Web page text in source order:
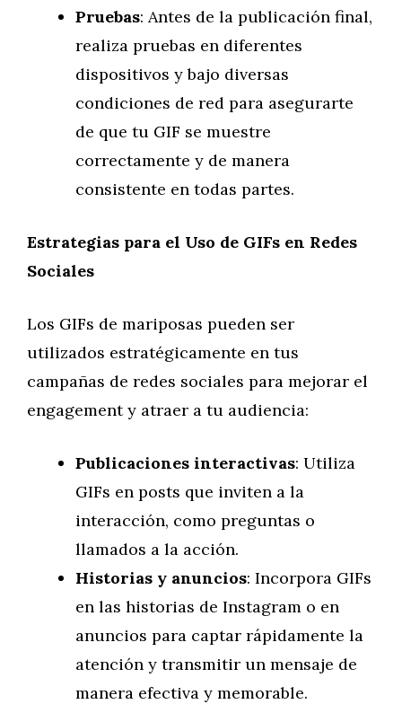
Pruebas: Antes de la publicación final,
realiza pruebas en diferentes
dispositivos y bajo diversas
condiciones de red para asegurarte
de que tu GIF se muestre
correctamente y de manera
consistente en todas partes.
Estrategias para el Uso de GIFs en Redes
Sociales
Los GIFs de mariposas pueden ser
utilizados estratégicamente en tus
campañas de redes sociales para mejorar el
engagement y atraer a tu audiencia:
Publicaciones interactivas: Utiliza
GIFs en posts que inviten a la
interacción, como preguntas o
llamados a la acción.
Historias y anuncios: Incorpora GIFs
en las historias de Instagram o en
anuncios para captar rápidamente la
atención y transmitir un mensaje de
manera efectiva y memorable.